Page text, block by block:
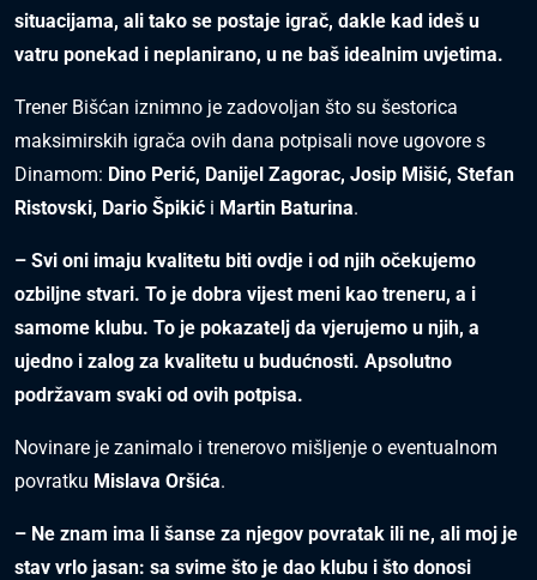
situacijama, ali tako se postaje igrač, dakle kad ideš u
vatru ponekad i neplanirano, u ne baš idealnim uvjetima.
Trener Bišćan iznimno je zadovoljan što su šestorica
maksimirskih igrača ovih dana potpisali nove ugovore s
Dinamom: Dino Perić, Danijel Zagorac, Josip Mišić, Stefan
Ristovski, Dario Špikić i Martin Baturina.
– Svi oni imaju kvalitetu biti ovdje i od njih očekujemo
ozbiljne stvari. To je dobra vijest meni kao treneru, a i
samome klubu. To je pokazatelj da vjerujemo u njih, a
ujedno i zalog za kvalitetu u budućnosti. Apsolutno
podržavam svaki od ovih potpisa.
Novinare je zanimalo i trenerovo mišljenje o eventualnom
povratku Mislava Oršića.
– Ne znam ima li šanse za njegov povratak ili ne, ali moj je
stav vrlo jasan: sa svime što je dao klubu i što donosi